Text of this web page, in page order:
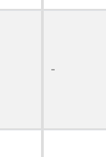
-